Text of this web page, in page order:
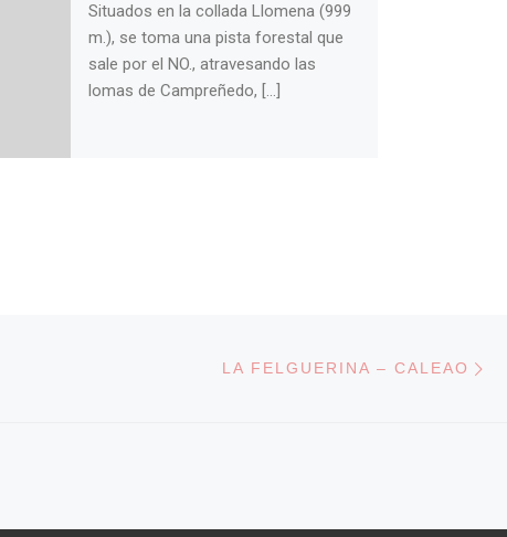
Situados en la collada Llomena (999
m.), se toma una pista forestal que
sale por el NO., atravesando las
lomas de Campreñedo, […]
LA FELGUERINA – CALEAO